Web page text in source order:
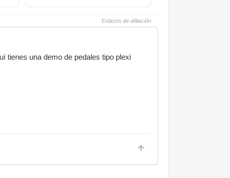
Enlaces de afiliación
tienes una demo de pedales tipo plexi